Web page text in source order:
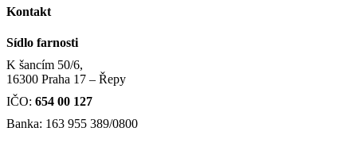
Kontakt
Sídlo farnosti
K šancím 50/6,
16300 Praha 17 – Řepy
IČO: 654 00 127
Banka: 163 955 389/0800